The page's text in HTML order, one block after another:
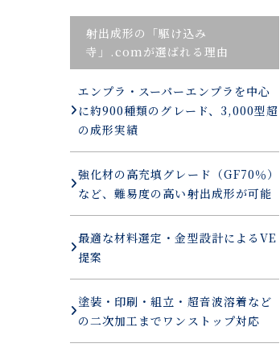
射出成形の「駆け込み
寺」.comが選ばれる理由
エンプラ・スーパーエンプラを中心
に約900種類のグレード、3,000型超
の成形実績
強化材の高充填グレード（GF70％）
など、難易度の高い射出成形が可能
最適な材料選定・金型設計によるVE
提案
塗装・印刷・組立・超音波溶着など
の二次加工までワンストップ対応